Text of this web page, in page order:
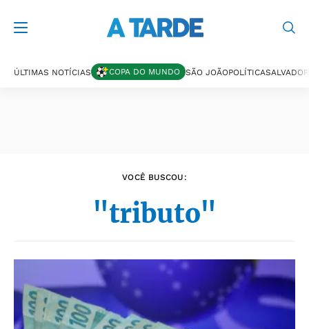
ÚLTIMAS NOTÍCIAS COPA DO MUNDO SÃO JOÃOPOLÍTICASALVADOR
VOCÊ BUSCOU:
"tributo"